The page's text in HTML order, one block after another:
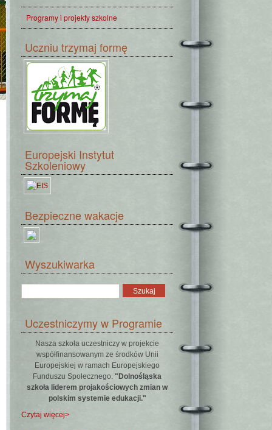
Programy i projekty szkolne
Uczniu trzymaj formę
Europejski Instytut
Szkoleniowy
Bezpieczne wakacje
Wyszukiwarka
Uczestniczymy w Programie
Nasza szkoła uczestniczy w projekcie
współfinansowanym ze środków Unii
Europejskiej w ramach Europejskiego
Funduszu Społecznego. "Dolnośląska
szkoła liderem projakościowych zmian w
polskim systemie edukacji."
Czytaj więcej>